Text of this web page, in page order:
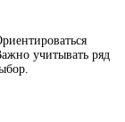
учитывать ряд